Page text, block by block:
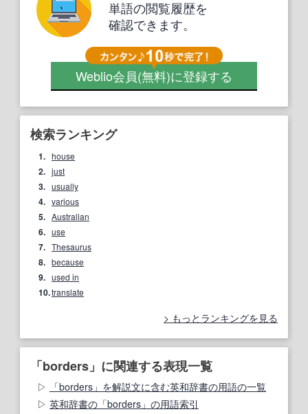
単語の閲覧履歴を
確認できます。
Weblio会員(無料)に登録する
検索ランキング
1. house
2. just
3. usually
4. various
5. Australian
6. use
7. Thesaurus
8. because
9. used in
10.translate
もっとランキングを見る
「borders」に関連する表現一覧
「borders」を解説文に含む英和辞書の用語の一覧
英和辞書の「borders」の用語索引